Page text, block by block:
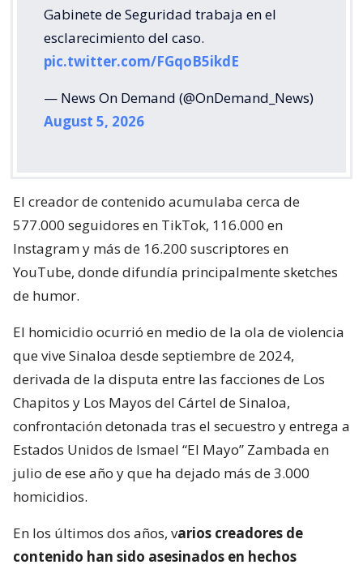
Gabinete de Seguridad trabaja en el
esclarecimiento del caso.
pic.twitter.com/FGqoB5ikdE
— News On Demand (@OnDemand_News)
August 5, 2026
El creador de contenido acumulaba cerca de
577.000 seguidores en TikTok, 116.000 en
Instagram y más de 16.200 suscriptores en
YouTube, donde difundía principalmente sketches
de humor.
El homicidio ocurrió en medio de la ola de violencia
que vive Sinaloa desde septiembre de 2024,
derivada de la disputa entre las facciones de Los
Chapitos y Los Mayos del Cártel de Sinaloa,
confrontación detonada tras el secuestro y entrega a
Estados Unidos de Ismael “El Mayo” Zambada en
julio de ese año y que ha dejado más de 3.000
homicidios.
En los últimos dos años, varios creadores de
contenido han sido asesinados en hechos